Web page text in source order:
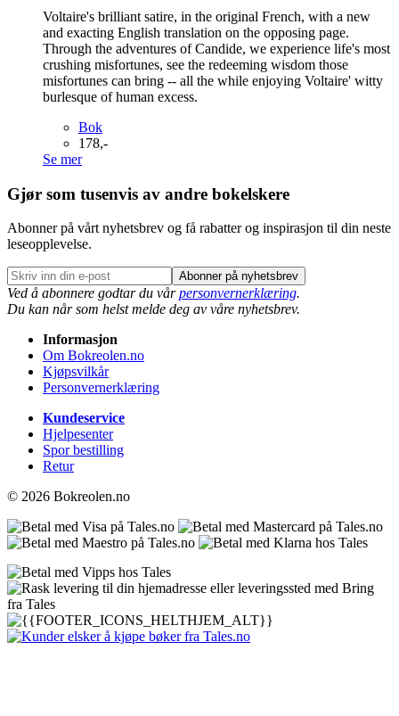
Voltaire's brilliant satire, in the original French, with a new
and exacting English translation on the opposing page.
Through the adventures of Candide, we experience life's most
crushing misfortunes, see the redeeming wisdom those
misfortunes can bring -- all the while enjoying Voltaire' witty
burlesque of human excess.
Bok
178,-
Se mer
Gjør som tusenvis av andre bokelskere
Abonner på vårt nyhetsbrev og få rabatter og inspirasjon til din neste
leseopplevelse.
Abonner på nyhetsbrev
Ved å abonnere godtar du vårpersonvernerklæring.
Du kan når som helst melde deg av våre nyhetsbrev.
Informasjon
Om Bokreolen.no
Kjøpsvilkår
Personvernerklæring
Kundeservice
Hjelpesenter
Spor bestilling
Retur
© 2026 Bokreolen.no